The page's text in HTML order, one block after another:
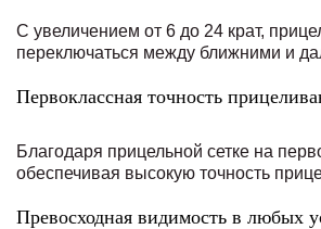
С увеличением от 6 до 24 крат,
переключаться между ближними и
Первоклассная точность
Благодаря прицельной сетке на
обеспечивая высокую точность
Превосходная видимость в любых